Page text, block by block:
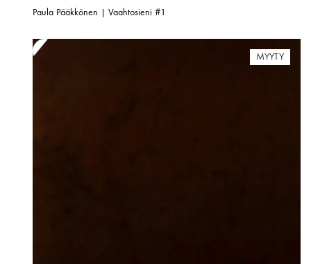
Paula Pääkkönen | Vaahtosieni #1
MYYTY